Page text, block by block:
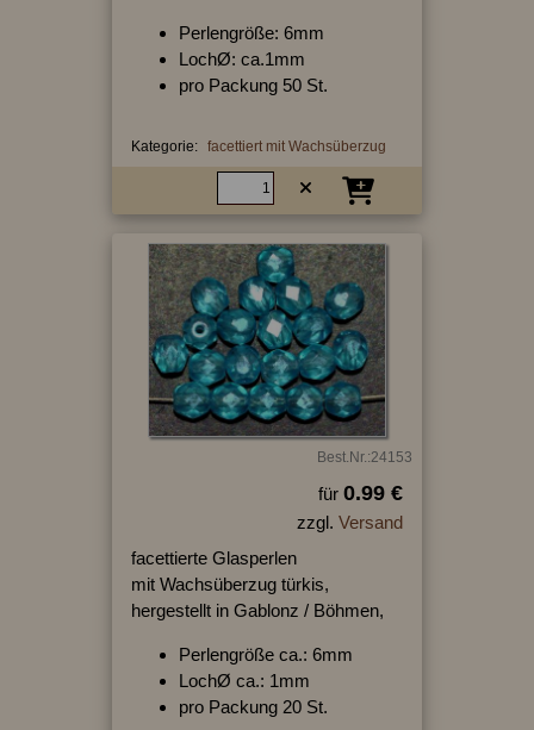
Perlengröße: 6mm
LochØ: ca.1mm
pro Packung 50 St.
Kategorie: facettiert mit Wachsüberzug
Best.Nr.:24153
für 0.99 €
zzgl. Versand
facettierte Glasperlen
mit Wachsüberzug türkis,
hergestellt in Gablonz / Böhmen,
Perlengröße ca.: 6mm
LochØ ca.: 1mm
pro Packung 20 St.